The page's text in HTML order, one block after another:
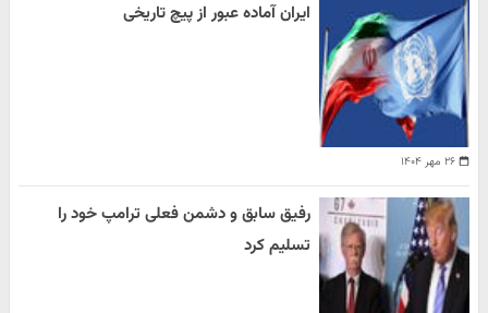
۲۶ مهر ۱۴۰۴
ایران آماده عبور از پیچ تاریخی
رفیق سابق و دشمن فعلی ترامپ خود را
تسلیم کرد